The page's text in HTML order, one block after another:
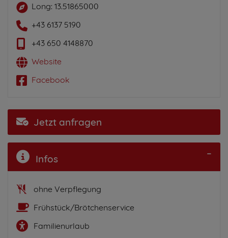
Long: 13.51865000
+43 6137 5190
+43 650 4148870
Website
Facebook
Jetzt anfragen
Infos
ohne Verpflegung
Frühstück/Brötchenservice
Familienurlaub